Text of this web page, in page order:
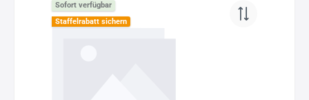
Sofort verfügbar
Staffelrabatt sichern